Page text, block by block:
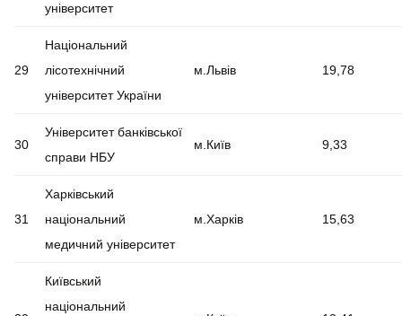
університет
29
Національний
лісотехнічний
університет України
м.Львів 19,78
30
Університет банківської
справи НБУ
м.Київ 9,33
31
Харківський
національний
медичний університет
м.Харків 15,63
Київський
національний